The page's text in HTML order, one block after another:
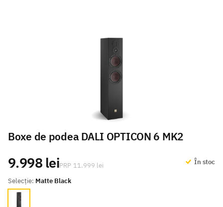
Boxe de podea DALI OPTICON 6 MK2
În stoc
Selecție: Matte Black
Matte Black
9.998 lei 11.999 lei